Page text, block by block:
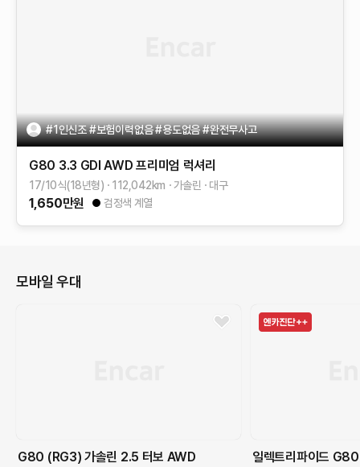
#1인신조 #보험이력없음 #용도없음 #완전무사고
G80 3.3 GDI AWD 프리미엄 럭셔리
17/10식(18년형) 112,042km 가솔린 대구
1,650만원 검정색 계열
모바일 우대
G80 (RG3) 가솔린 2.5 터보 AWD 일렉트리파이드